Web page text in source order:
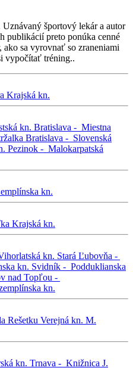
športový lekár a autor
publikácií preto ponúka cenné
sa vyrovnať so zraneniami
vypočítať tréning..
Krajská kn.
kn. Bratislava - Miestna
Bratislava - Slovenská
Pezinok - Malokarpatská
kn.
Krajská kn.
kn. Stará Ľubovňa -
kn. Svidník - Podduklianska
nad Topľou -
kn.
Rešetku Verejná kn. M.
kn. Trnava - Knižnica J.